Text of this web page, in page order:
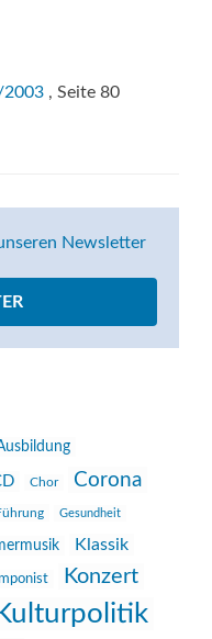
2003 , Seite 80
Newsletter
Chor Corona
Gesundheit
Klassik
Konzert